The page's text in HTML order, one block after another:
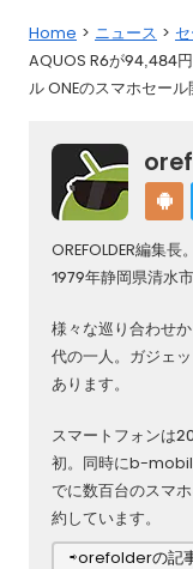
Home ニュース
AQUOS R6が94,484
ル ONEのスマホセール
OREFOLDER編集長。
1979年静岡県清水
様々な巡り合わせ
代の一人。ガジェ
あります。
スマートフォンは
初。同時にb-
でに数百台のスマ
約しています。
⇨orefolderの記